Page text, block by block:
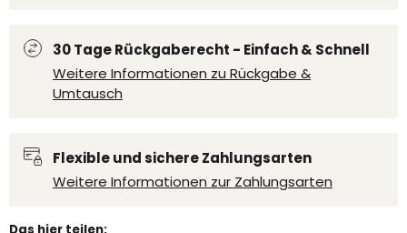
30 Tage Rückgaberecht - Einfach & Schnell
Weitere Informationen zu Rückgabe &
Umtausch
Flexible und sichere Zahlungsarten
Weitere Informationen zur Zahlungsarten